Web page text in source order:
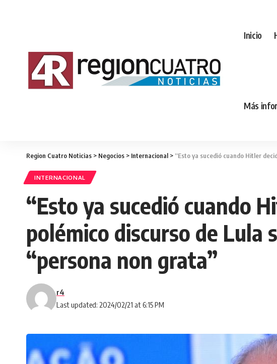
Inicio
Más
Region Cuatro Noticias > Negocios > Internacional > “Esto ya sucedió cuando Hitler
INTERNACIONAL
“Esto ya sucedió cuando
polémico discurso de Lula
“persona non grata”
Last updated: 2024/02/21 at 6:15 PM
r4